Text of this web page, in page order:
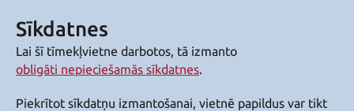
Sīkdatnes
Lai šī tīmekļvietne darbotos, tā izmanto
obligāti nepieciešamās sīkdatnes.
Piekrītot sīkdatņu izmantošanai, vietnē papildus var tikt